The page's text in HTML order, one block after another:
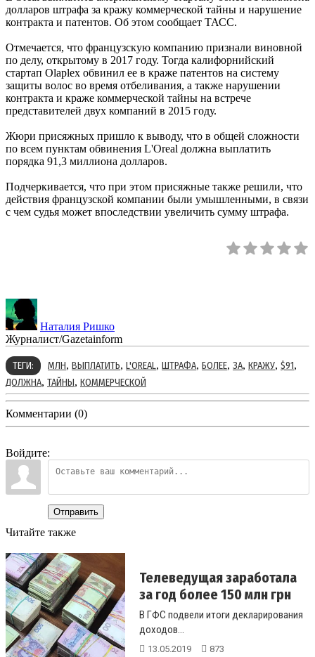
долларов штрафа за кражу коммерческой тайны и нарушение
контракта и патентов. Об этом сообщает ТАСС.
Отмечается, что французскую компанию признали виновной
по делу, открытому в 2017 году. Тогда калифорнийский
стартап Olaplex обвинил ее в краже патентов на систему
защиты волос во время отбеливания, а также нарушении
контракта и краже коммерческой тайны на встрече
представителей двух компаний в 2015 году.
Жюри присяжных пришло к выводу, что в общей сложности
по всем пунктам обвинения L'Oreal должна выплатить
порядка 91,3 миллиона долларов.
Подчеркивается, что при этом присяжные также решили, что
действия французской компании были умышленными, в связи
с чем судья может впоследствии увеличить сумму штрафа.
Наталия Ришко
Журналист/Gazetainform
ТЕГИ: МЛН, ВЫПЛАТИТЬ, L'OREAL, ШТРАФА, БОЛЕЕ, ЗА, КРАЖУ, $91,
ДОЛЖНА, ТАЙНЫ, КОММЕРЧЕСКОЙ
Комментарии (0)
Войдите:
Отправить
Читайте также
Телеведущая заработала
за год более 150 млн грн
В ГФС подвели итоги декларирования
доходов...
13.05.2019 873